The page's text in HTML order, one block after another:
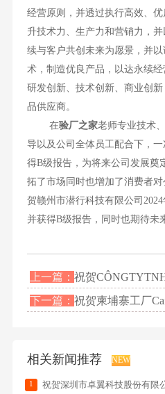
经营原则，并透过执行高效、
升技术力、生产力和营销力，
续与客户共创未来为愿景，并
术，制造优良产品，以达永续
研发创新、技术创新、商业创
品供应商。
在验厂之家老师专业技术
导以及公司全体员工配合下，
得B级报告，为将来公司发展奠
拓了市场同时也增加了消费者
贺赣州市潜行科技有限公司
并获得B级报告，同时也期待未
上一篇：祝贺
下一篇：祝贺柬埔寨工厂
相关新闻推荐 NEW
1 祝贺深圳市卓翼科技股份有限